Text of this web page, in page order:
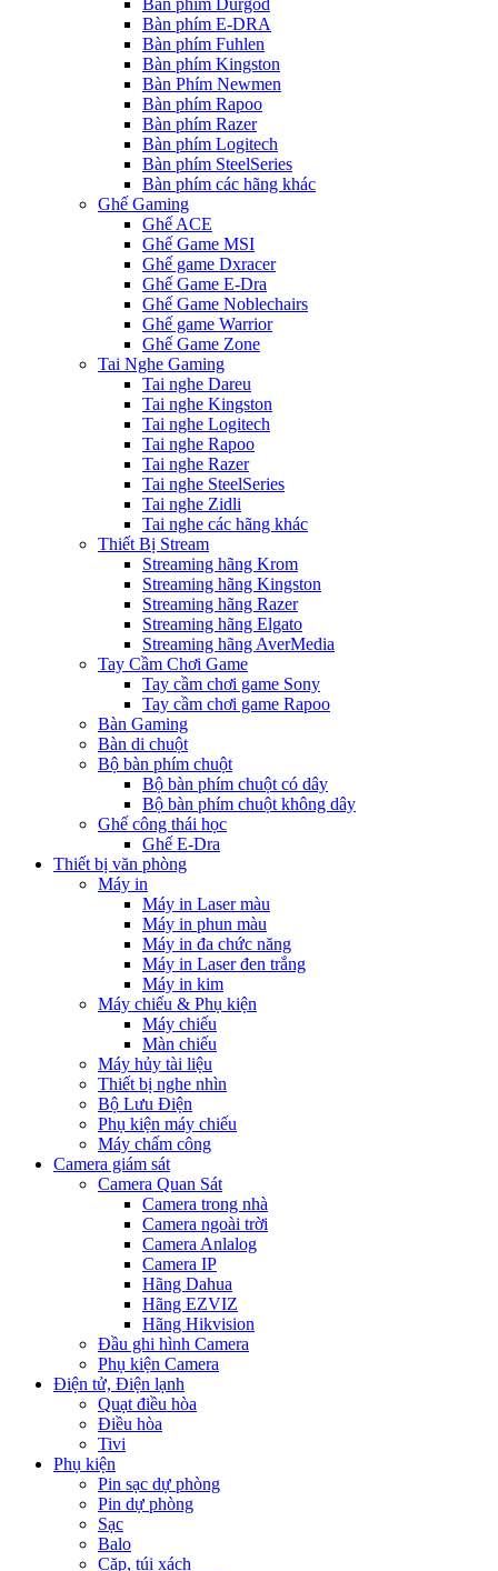
Bàn phím Durgod
Bàn phím E-DRA
Bàn phím Fuhlen
Bàn phím Kingston
Bàn Phím Newmen
Bàn phím Rapoo
Bàn phím Razer
Bàn phím Logitech
Bàn phím SteelSeries
Bàn phím các hãng khác
Ghế Gaming
Ghế ACE
Ghế Game MSI
Ghế game Dxracer
Ghế Game E-Dra
Ghế Game Noblechairs
Ghế game Warrior
Ghế Game Zone
Tai Nghe Gaming
Tai nghe Dareu
Tai nghe Kingston
Tai nghe Logitech
Tai nghe Rapoo
Tai nghe Razer
Tai nghe SteelSeries
Tai nghe Zidli
Tai nghe các hãng khác
Thiết Bị Stream
Streaming hãng Krom
Streaming hãng Kingston
Streaming hãng Razer
Streaming hãng Elgato
Streaming hãng AverMedia
Tay Cầm Chơi Game
Tay cầm chơi game Sony
Tay cầm chơi game Rapoo
Bàn Gaming
Bàn di chuột
Bộ bàn phím chuột
Bộ bàn phím chuột có dây
Bộ bàn phím chuột không dây
Ghế công thái học
Ghế E-Dra
Thiết bị văn phòng
Máy in
Máy in Laser màu
Máy in phun màu
Máy in đa chức năng
Máy in Laser đen trắng
Máy in kim
Máy chiếu & Phụ kiện
Máy chiếu
Màn chiếu
Máy hủy tài liệu
Thiết bị nghe nhìn
Bộ Lưu Điện
Phụ kiện máy chiếu
Máy chấm công
Camera giám sát
Camera Quan Sát
Camera trong nhà
Camera ngoài trời
Camera Anlalog
Camera IP
Hãng Dahua
Hãng EZVIZ
Hãng Hikvision
Đầu ghi hình Camera
Phụ kiện Camera
Điện tử, Điện lạnh
Quạt điều hòa
Điều hòa
Tivi
Phụ kiện
Pin sạc dự phòng
Pin dự phòng
Sạc
Balo
Cặp, túi xách